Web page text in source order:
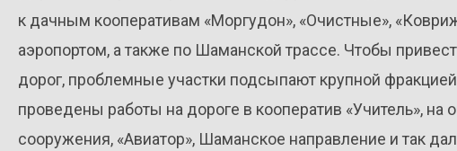
к дачным кооперативам «Моргудон», «Очистные»,
аэропортом, а также по Шаманской трассе. Чтобы
дорог, проблемные участки подсыпают крупной
проведены работы на дороге в кооператив «Учитель», на
сооружения, «Авиатор», Шаманское направление и так